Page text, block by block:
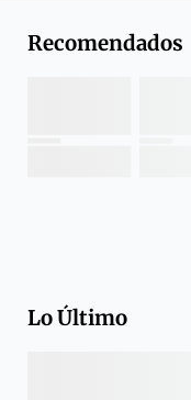
Recomendados
Lo Último